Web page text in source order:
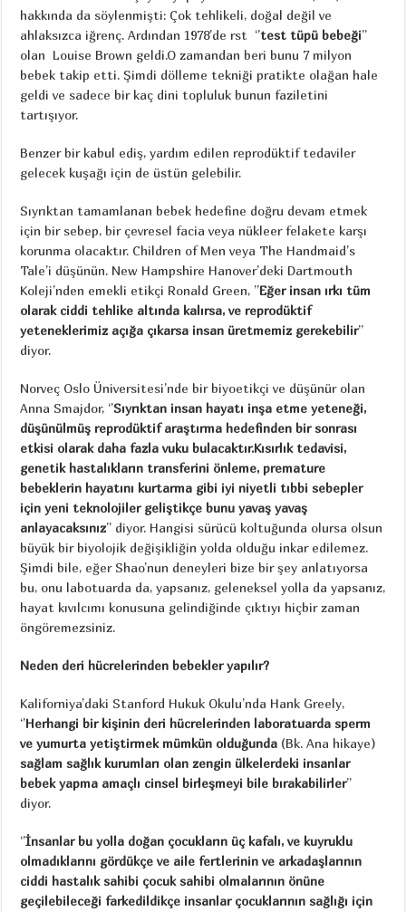
hakkında da söylenmişti: Çok tehlikeli, doğal değil ve
ahlaksızca iğrenç. Ardından 1978’de rst ‘’test tüpü bebeği’’
olan Louise Brown geldi.O zamandan beri bunu 7 milyon
bebek takip etti. Şimdi dölleme tekniği pratikte olağan hale
geldi ve sadece bir kaç dini topluluk bunun faziletini
tartışıyor.
Benzer bir kabul ediş, yardım edilen reprodüktif tedaviler
gelecek kuşağı için de üstün gelebilir.
Sıyrıktan tamamlanan bebek hedefine doğru devam etmek
için bir sebep, bir çevresel facia veya nükleer felakete karşı
korunma olacaktır. Children of Men veya The Handmaid’s
Tale’i düşünün. New Hampshire Hanover’deki Dartmouth
Koleji’nden emekli etikçi Ronald Green, ’’Eğer insan ırkı tüm
olarak ciddi tehlike altında kalırsa, ve reprodüktif
yeteneklerimiz açığa çıkarsa insan üretmemiz gerekebilir’’
diyor.
Norveç Oslo Üniversitesi’nde bir biyoetikçi ve düşünür olan
Anna Smajdor, ‘’Sıyrıktan insan hayatı inşa etme yeteneği,
düşünülmüş reprodüktif araştırma hedefinden bir sonrası
etkisi olarak daha fazla vuku bulacaktır.Kısırlık tedavisi,
genetik hastalıkların transferini önleme, premature
bebeklerin hayatını kurtarma gibi iyi niyetli tıbbi sebepler
için yeni teknolojiler geliştikçe bunu yavaş yavaş
anlayacaksınız’’ diyor. Hangisi sürücü koltuğunda olursa olsun
büyük bir biyolojik değişikliğin yolda olduğu inkar edilemez.
Şimdi bile, eğer Shao’nun deneyleri bize bir şey anlatıyorsa
bu, onu labotuarda da, yapsanız, geleneksel yolla da yapsanız,
hayat kıvılcımı konusuna gelindiğinde çıktıyı hiçbir zaman
öngöremezsiniz.
Neden deri hücrelerinden bebekler yapılır?
Kaliforniya’daki Stanford Hukuk Okulu’nda Hank Greely,
‘’Herhangi bir kişinin deri hücrelerinden laboratuarda sperm
ve yumurta yetiştirmek mümkün olduğunda (Bk. Ana hikaye)
sağlam sağlık kurumları olan zengin ülkelerdeki insanlar
bebek yapma amaçlı cinsel birleşmeyi bile bırakabilirler’’
diyor.
‘’İnsanlar bu yolla doğan çocukların üç kafalı, ve kuyruklu
olmadıklarını gördükçe ve aile fertlerinin ve arkadaşlarının
ciddi hastalık sahibi çocuk sahibi olmalarının önüne
geçilebileceği farkedildikçe insanlar çocuklarının sağlığı için